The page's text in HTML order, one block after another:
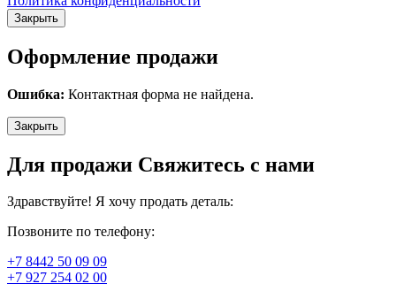
Закрыть
Оформление продажи
Ошибка: Контактная форма не найдена.
Закрыть
Для продажи Свяжитесь с нами
Здравствуйте! Я хочу продать деталь:
Позвоните по телефону:
+7 8442 50 09 09
+7 927 254 02 00